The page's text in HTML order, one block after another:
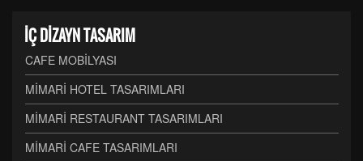
İÇ DİZAYN TASARIM
CAFE MOBİLYASI
MİMARİ HOTEL TASARIMLARI
MİMARİ RESTAURANT TASARIMLARI
MİMARİ CAFE TASARIMLARI